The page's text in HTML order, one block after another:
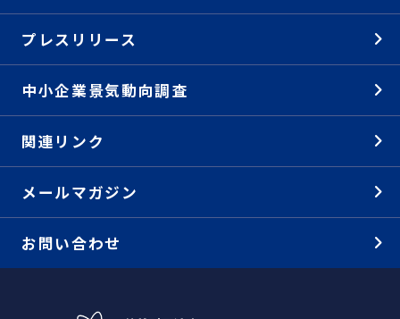
プレスリリース
中小企業景気動向調査
関連リンク
メールマガジン
お問い合わせ